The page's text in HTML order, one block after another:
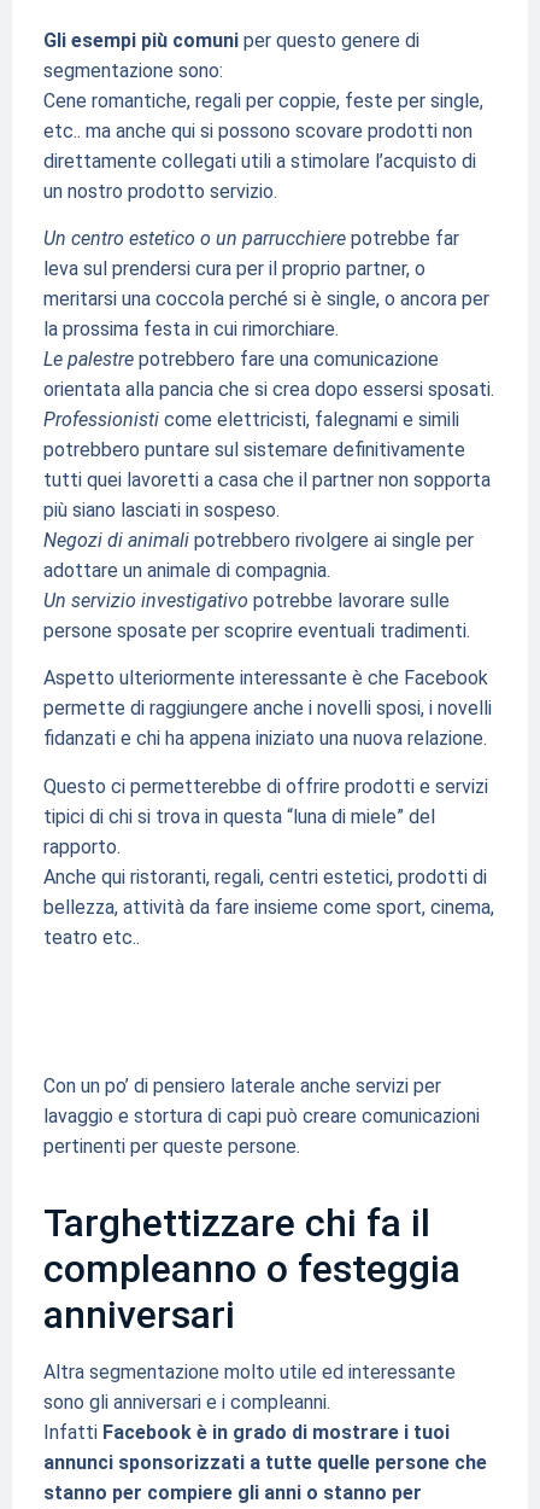
Gli esempi più comuniper questo genere di
segmentazione sono:
Cene romantiche, regali per coppie, feste per single,
etc.. ma anche qui si possono scovare prodotti non
direttamente collegati utili a stimolare l’acquisto di
un nostro prodotto servizio.
Un centro estetico o un parrucchierepotrebbe far
leva sul prendersi cura per il proprio partner, o
meritarsi una coccola perché si è single, o ancora per
la prossima festa in cui rimorchiare.
Le palestrepotrebbero fare una comunicazione
orientata alla pancia che si crea dopo essersi sposati.
Professionisticome elettricisti, falegnami e simili
potrebbero puntare sul sistemare definitivamente
tutti quei lavoretti a casa che il partner non sopporta
più siano lasciati in sospeso.
Negozi di animalipotrebbero rivolgere ai single per
adottare un animale di compagnia.
Un servizio investigativo potrebbe lavorare sulle
persone sposate per scoprire eventuali tradimenti.
Aspetto ulteriormente interessante è che Facebook
permette di raggiungere anche i novelli sposi, i novelli
fidanzati e chi ha appena iniziato una nuova relazione.
Questo ci permetterebbe di offrire prodotti e servizi
tipici di chi si trova in questa “luna di miele” del
rapporto.
Anche qui ristoranti, regali, centri estetici, prodotti di
bellezza, attività da fare insieme come sport, cinema,
teatro etc..
Con un po’ di pensiero laterale anche servizi per
lavaggio e stortura di capi può creare comunicazioni
pertinenti per queste persone.
Targhettizzare chi fa il
compleanno o festeggia
anniversari
Altra segmentazione molto utile ed interessante
sono gli anniversari e i compleanni.
Infatti Facebook è in grado di mostrare i tuoi
annunci sponsorizzati a tutte quelle persone che
stanno per compiere gli anni o stanno per